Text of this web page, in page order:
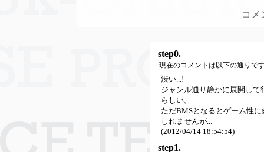
コメ
step0.
現在のコメントは以下の通りで
渋い...!
ジャンル通り静かに展開し
らしい。
ただBMSとなるとゲーム性
しれませんが...
(2012/04/14 18:54:54)
step1.